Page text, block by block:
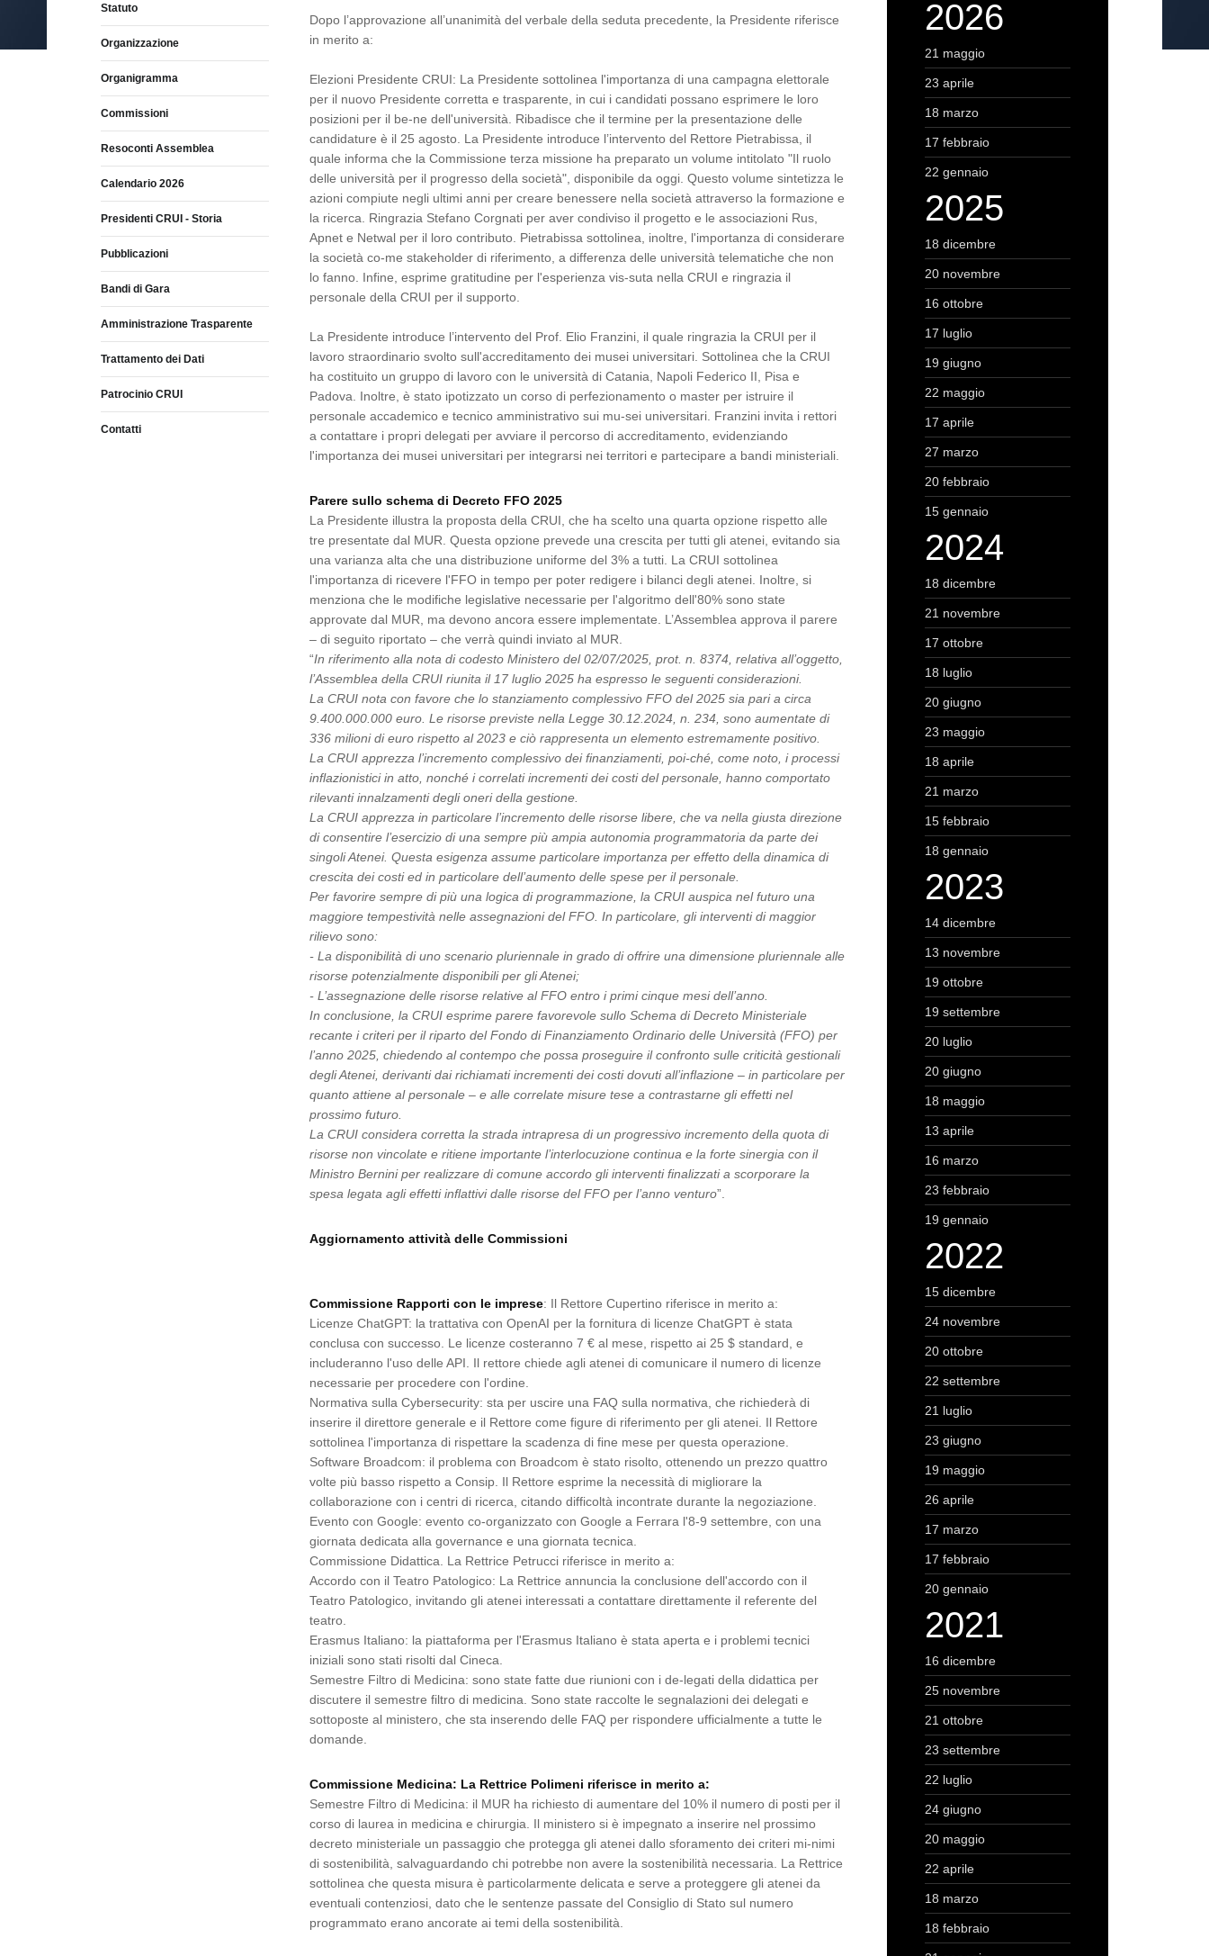
Dopo l’approvazione all’unanimità del verbale della seduta precedente, la Presidente riferisce
in merito a:
Elezioni Presidente CRUI: La Presidente sottolinea l'importanza di una campagna elettorale
per il nuovo Presidente corretta e trasparente, in cui i candidati possano esprimere le loro
posizioni per il be-ne dell'università. Ribadisce che il termine per la presentazione delle
candidature è il 25 agosto. La Presidente introduce l’intervento del Rettore Pietrabissa, il
quale informa che la Commissione terza missione ha preparato un volume intitolato "Il ruolo
delle università per il progresso della società", disponibile da oggi. Questo volume sintetizza le
azioni compiute negli ultimi anni per creare benessere nella società attraverso la formazione e
la ricerca. Ringrazia Stefano Corgnati per aver condiviso il progetto e le associazioni Rus,
Apnet e Netwal per il loro contributo. Pietrabissa sottolinea, inoltre, l'importanza di considerare
la società co-me stakeholder di riferimento, a differenza delle università telematiche che non
lo fanno. Infine, esprime gratitudine per l'esperienza vis-suta nella CRUI e ringrazia il
personale della CRUI per il supporto.
La Presidente introduce l’intervento del Prof. Elio Franzini, il quale ringrazia la CRUI per il
lavoro straordinario svolto sull'accreditamento dei musei universitari. Sottolinea che la CRUI
ha costituito un gruppo di lavoro con le università di Catania, Napoli Federico II, Pisa e
Padova. Inoltre, è stato ipotizzato un corso di perfezionamento o master per istruire il
personale accademico e tecnico amministrativo sui mu-sei universitari. Franzini invita i rettori
a contattare i propri delegati per avviare il percorso di accreditamento, evidenziando
l'importanza dei musei universitari per integrarsi nei territori e partecipare a bandi ministeriali.
Parere sullo schema di Decreto FFO 2025
La Presidente illustra la proposta della CRUI, che ha scelto una quarta opzione rispetto alle
tre presentate dal MUR. Questa opzione prevede una crescita per tutti gli atenei, evitando sia
una varianza alta che una distribuzione uniforme del 3% a tutti. La CRUI sottolinea
l'importanza di ricevere l'FFO in tempo per poter redigere i bilanci degli atenei. Inoltre, si
menziona che le modifiche legislative necessarie per l'algoritmo dell'80% sono state
approvate dal MUR, ma devono ancora essere implementate. L’Assemblea approva il parere
– di seguito riportato – che verrà quindi inviato al MUR.
“In riferimento alla nota di codesto Ministero del 02/07/2025, prot. n. 8374, relativa all’oggetto,
l’Assemblea della CRUI riunita il 17 luglio 2025 ha espresso le seguenti considerazioni.
La CRUI nota con favore che lo stanziamento complessivo FFO del 2025 sia pari a circa
9.400.000.000 euro. Le risorse previste nella Legge 30.12.2024, n. 234, sono aumentate di
336 milioni di euro rispetto al 2023 e ciò rappresenta un elemento estremamente positivo.
La CRUI apprezza l’incremento complessivo dei finanziamenti, poi-ché, come noto, i processi
inflazionistici in atto, nonché i correlati incrementi dei costi del personale, hanno comportato
rilevanti innalzamenti degli oneri della gestione.
La CRUI apprezza in particolare l’incremento delle risorse libere, che va nella giusta direzione
di consentire l’esercizio di una sempre più ampia autonomia programmatoria da parte dei
singoli Atenei. Questa esigenza assume particolare importanza per effetto della dinamica di
crescita dei costi ed in particolare dell’aumento delle spese per il personale.
Per favorire sempre di più una logica di programmazione, la CRUI auspica nel futuro una
maggiore tempestività nelle assegnazioni del FFO. In particolare, gli interventi di maggior
rilievo sono:
- La disponibilità di uno scenario pluriennale in grado di offrire una dimensione pluriennale alle
risorse potenzialmente disponibili per gli Atenei;
- L’assegnazione delle risorse relative al FFO entro i primi cinque mesi dell’anno.
In conclusione, la CRUI esprime parere favorevole sullo Schema di Decreto Ministeriale
recante i criteri per il riparto del Fondo di Finanziamento Ordinario delle Università (FFO) per
l’anno 2025, chiedendo al contempo che possa proseguire il confronto sulle criticità gestionali
degli Atenei, derivanti dai richiamati incrementi dei costi dovuti all’inflazione – in particolare per
quanto attiene al personale – e alle correlate misure tese a contrastarne gli effetti nel
prossimo futuro.
La CRUI considera corretta la strada intrapresa di un progressivo incremento della quota di
risorse non vincolate e ritiene importante l’interlocuzione continua e la forte sinergia con il
Ministro Bernini per realizzare di comune accordo gli interventi finalizzati a scorporare la
spesa legata agli effetti inflattivi dalle risorse del FFO per l’anno venturo”.
Aggiornamento attività delle Commissioni
Commissione Rapporti con le imprese: Il Rettore Cupertino riferisce in merito a:
Licenze ChatGPT: la trattativa con OpenAI per la fornitura di licenze ChatGPT è stata
conclusa con successo. Le licenze costeranno 7 € al mese, rispetto ai 25 $ standard, e
includeranno l'uso delle API. Il rettore chiede agli atenei di comunicare il numero di licenze
necessarie per procedere con l'ordine.
Normativa sulla Cybersecurity: sta per uscire una FAQ sulla normativa, che richiederà di
inserire il direttore generale e il Rettore come figure di riferimento per gli atenei. Il Rettore
sottolinea l'importanza di rispettare la scadenza di fine mese per questa operazione.
Software Broadcom: il problema con Broadcom è stato risolto, ottenendo un prezzo quattro
volte più basso rispetto a Consip. Il Rettore esprime la necessità di migliorare la
collaborazione con i centri di ricerca, citando difficoltà incontrate durante la negoziazione.
Evento con Google: evento co-organizzato con Google a Ferrara l'8-9 settembre, con una
giornata dedicata alla governance e una giornata tecnica.
Commissione Didattica. La Rettrice Petrucci riferisce in merito a:
Accordo con il Teatro Patologico: La Rettrice annuncia la conclusione dell'accordo con il
Teatro Patologico, invitando gli atenei interessati a contattare direttamente il referente del
teatro.
Erasmus Italiano: la piattaforma per l'Erasmus Italiano è stata aperta e i problemi tecnici
iniziali sono stati risolti dal Cineca.
Semestre Filtro di Medicina: sono state fatte due riunioni con i de-legati della didattica per
discutere il semestre filtro di medicina. Sono state raccolte le segnalazioni dei delegati e
sottoposte al ministero, che sta inserendo delle FAQ per rispondere ufficialmente a tutte le
domande.
Commissione Medicina: La Rettrice Polimeni riferisce in merito a:
Semestre Filtro di Medicina: il MUR ha richiesto di aumentare del 10% il numero di posti per il
corso di laurea in medicina e chirurgia. Il ministero si è impegnato a inserire nel prossimo
decreto ministeriale un passaggio che protegga gli atenei dallo sforamento dei criteri mi-nimi
di sostenibilità, salvaguardando chi potrebbe non avere la sostenibilità necessaria. La Rettrice
sottolinea che questa misura è particolarmente delicata e serve a proteggere gli atenei da
eventuali contenziosi, dato che le sentenze passate del Consiglio di Stato sul numero
programmato erano ancorate ai temi della sostenibilità.
Statuto
Organizzazione
Organigramma
Commissioni
Resoconti Assemblea
Calendario 2026
Presidenti CRUI - Storia
Pubblicazioni
Bandi di Gara
Amministrazione Trasparente
Trattamento dei Dati
Patrocinio CRUI
Contatti
2026
21 maggio
23 aprile
18 marzo
17 febbraio
22 gennaio
2025
18 dicembre
20 novembre
16 ottobre
17 luglio
19 giugno
22 maggio
17 aprile
27 marzo
20 febbraio
15 gennaio
2024
18 dicembre
21 novembre
17 ottobre
18 luglio
20 giugno
23 maggio
18 aprile
21 marzo
15 febbraio
18 gennaio
2023
14 dicembre
13 novembre
19 ottobre
19 settembre
20 luglio
20 giugno
18 maggio
13 aprile
16 marzo
23 febbraio
19 gennaio
2022
15 dicembre
24 novembre
20 ottobre
22 settembre
21 luglio
23 giugno
19 maggio
26 aprile
17 marzo
17 febbraio
20 gennaio
2021
16 dicembre
25 novembre
21 ottobre
23 settembre
22 luglio
24 giugno
20 maggio
22 aprile
18 marzo
18 febbraio